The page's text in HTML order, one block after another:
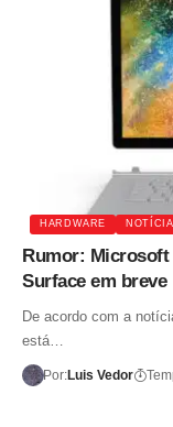
HARDWARE
Rumor:
Surface em breve
De acordo com a
está…
Por:Luis Vedor